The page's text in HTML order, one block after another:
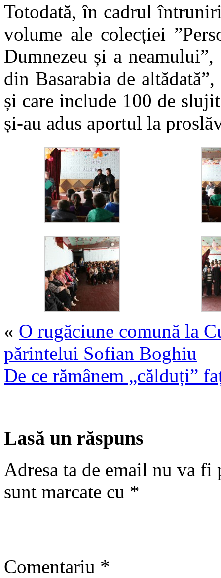
Totodată, în cadrul
volume ale colecției
Dumnezeu și a
din Basarabia de
și care include 100 de
și-au adus aportul la
« O rugăciune comună la
părintelui Sofian Boghiu
De ce rămânem „călduți”
Lasă un răspuns
Adresa ta de email nu va fi
sunt marcate cu *
Comentariu *